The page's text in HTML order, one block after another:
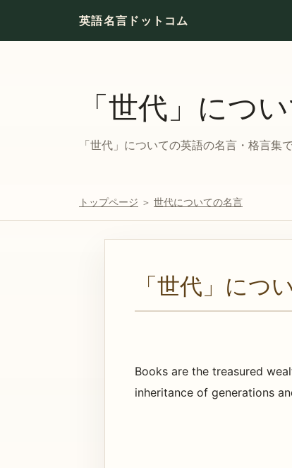
英語名言ドットコム
「世代」につ
「世代」についての英語の名言・格言集
トップページ ＞ 世代についての名言
「世代」につ
Books are the treasured
inheritance of generations